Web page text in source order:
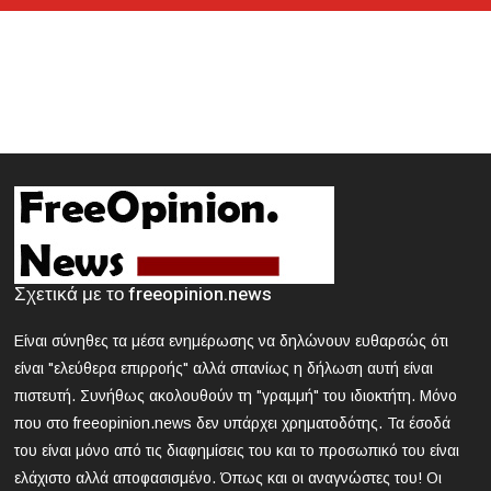
Κυκλοφοριακές ρυθμίσεις την Κυριακή στην Αθήνα
2024-03-21 17:58:30
Κοζάνη: Νεκρός 40χρονος που εγκλωβίστηκε σε
2024-03-21 17:47:39
νοσηλεύονται σε ΜΕΘ
2024-03-21 16:52:35
Άγρια συμπλοκή μεταξύ μαθητών σε σχολείο στα βόρεια
προάστια
Σχετικά με το freeopinion.news
Είναι σύνηθες τα μέσα ενημέρωσης να δηλώνουν ευθαρσώς ότι
είναι "ελεύθερα επιρροής" αλλά σπανίως η δήλωση αυτή είναι
πιστευτή. Συνήθως ακολουθούν τη "γραμμή" του ιδιοκτήτη. Μόνο
που στο freeopinion.news δεν υπάρχει χρηματοδότης. Τα έσοδά
του είναι μόνο από τις διαφημίσεις του και το προσωπικό του είναι
ελάχιστο αλλά αποφασισμένο. Όπως και οι αναγνώστες του! Οι